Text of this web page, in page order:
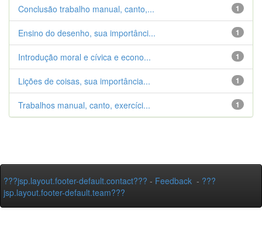
1
Conclusão trabalho manual, canto,...
1
Ensino do desenho, sua importânci...
1
Introdução moral e cívica e econo...
1
Lições de coisas, sua importância...
1
Trabalhos manual, canto, exercíci...
???jsp.layout.footer-default.contact??? - Feedback - ???
jsp.layout.footer-default.team???